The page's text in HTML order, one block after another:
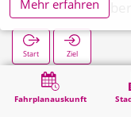
Fahrplanauskunft
Start Ziel
Freizeit & Tourismus
Mehr erfahren